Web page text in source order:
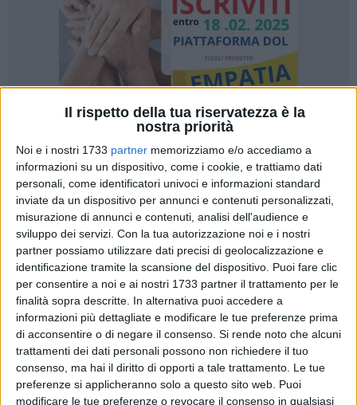
Il rispetto della tua riservatezza è la
nostra priorità
Noi e i nostri 1733 partner memorizziamo e/o accediamo a
informazioni su un dispositivo, come i cookie, e trattiamo dati
personali, come identificatori univoci e informazioni standard
inviate da un dispositivo per annunci e contenuti personalizzati,
misurazione di annunci e contenuti, analisi dell'audience e
sviluppo dei servizi. Con la tua autorizzazione noi e i nostri
partner possiamo utilizzare dati precisi di geolocalizzazione e
identificazione tramite la scansione del dispositivo. Puoi fare clic
per consentire a noi e ai nostri 1733 partner il trattamento per le
finalità sopra descritte. In alternativa puoi accedere a
informazioni più dettagliate e modificare le tue preferenze prima
di acconsentire o di negare il consenso. Si rende noto che alcuni
trattamenti dei dati personali possono non richiedere il tuo
consenso, ma hai il diritto di opporti a tale trattamento. Le tue
preferenze si applicheranno solo a questo sito web. Puoi
modificare le tue preferenze o revocare il consenso in qualsiasi
26
Finanzieri del Nucleo di Polizia Tributaria e del Gico di Bari
hanno sequestrato, all'interno di un box di Bisceglie, oltre 10
kg di stupefacenti, tra marijuana, hashish e cocaina, nel
corso di un'operazione che ha portato anche all'arresto di un
24enne incensurato.
I militari hanno ritrovato, oltre alla droga, parzialmente già
confezionata e pronta per la cessione "al dettaglio", 19
proiettili calibro 7.65, due giubbotti antiproiettile, un
apparecchio Jammer (disturbatore di frequenze radio), 51